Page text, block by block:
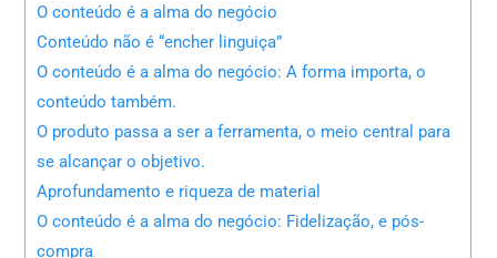
O conteúdo é a alma do negócio
Conteúdo não é “encher linguiça”
O conteúdo é a alma do negócio: A forma importa, o
conteúdo também.
O produto passa a ser a ferramenta, o meio central para
se alcançar o objetivo.
Aprofundamento e riqueza de material
O conteúdo é a alma do negócio: Fidelização, e pós-
compra